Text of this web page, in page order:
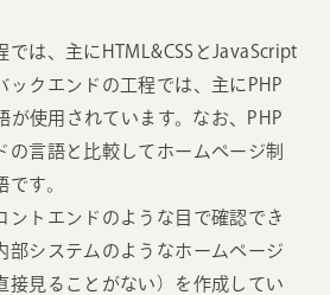
では、主にHTML&CSSとJavaScript
ックエンドの工程では、主にPHP
が使用されています。なお、PHP
の言語と比較してホームページ制
す。
ントエンドのような目で確認でき
部システムのようなホームページ
接見ることがない）を作成してい